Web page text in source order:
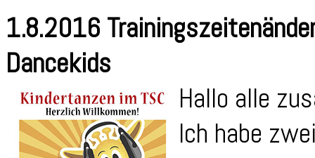
1.8.2016
Dancekids
Hallo alle
Ich habe